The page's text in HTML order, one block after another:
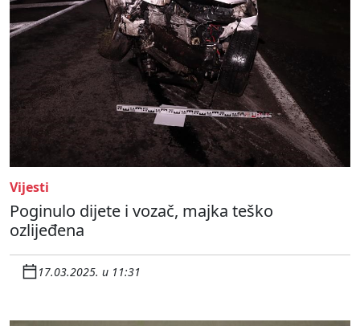
Vijesti
Poginulo dijete i vozač, majka teško
ozlijeđena
17.03.2025. u 11:31